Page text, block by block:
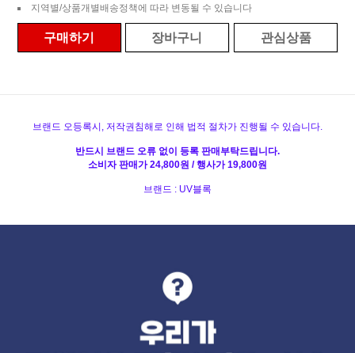
지역별/상품개별배송정책에 따라 변동될 수 있습니다
구매하기 장바구니 관심상품
브랜드 오등록시, 저작권침해로 인해 법적 절차가 진행될 수 있습니다.
반드시 브랜드 오류 없이 등록 판매부탁드립니다.
소비자 판매가 24,800원 / 행사가 19,800원
브랜드 : UV블록